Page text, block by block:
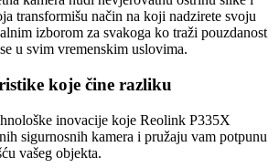
transformišu način na koji nadzirete svoju
izborom za svakoga ko traži pouzdanost
u svim vremenskim uslovima.
koje čine razliku
inovacije koje Reolink P335X
sigurnosnih kamera i pružaju vam potpunu
vašeg objekta.